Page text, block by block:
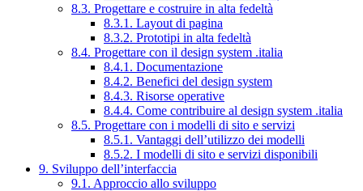
8.3. Progettare e costruire in alta fedeltà
8.3.1. Layout di pagina
8.3.2. Prototipi in alta fedeltà
8.4. Progettare con il design system .italia
8.4.1. Documentazione
8.4.2. Benefici del design system
8.4.3. Risorse operative
8.4.4. Come contribuire al design system .italia
8.5. Progettare con i modelli di sito e servizi
8.5.1. Vantaggi dell’utilizzo dei modelli
8.5.2. I modelli di sito e servizi disponibili
9. Sviluppo dell’interfaccia
9.1. Approccio allo sviluppo